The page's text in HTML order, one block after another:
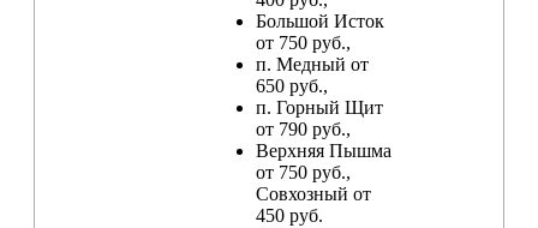
Большой Исток
от 750 руб.,
п. Медный от
650 руб.,
п. Горный Щит
от 790 руб.,
Верхняя Пышма
от 750 руб.,
Совхозный от
450 руб.